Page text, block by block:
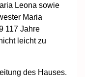
Leona sowie
Maria
117 Jahre
leicht zu
des Hauses.